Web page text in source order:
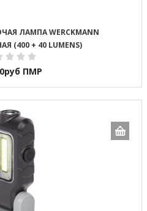
ЛАМПА WERCKMANN
(400 + 40 LUMENS)
руб ПМР